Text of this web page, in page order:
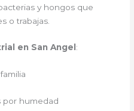
y hongos que
o trabajas.
en San Angel :
por humedad